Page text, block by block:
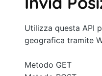
Utilizza questa API
geografica tramite
Metodo GET